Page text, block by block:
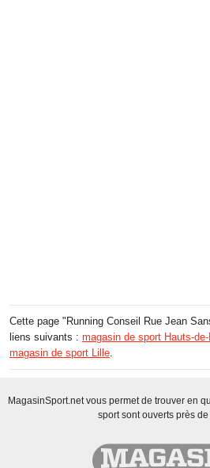
Cette page "Running Conseil Rue Jean
liens suivants : magasin de sport Hauts-
magasin de sport Lille.
MagasinSport.net vous permet de trouver en
sport sont ouverts près